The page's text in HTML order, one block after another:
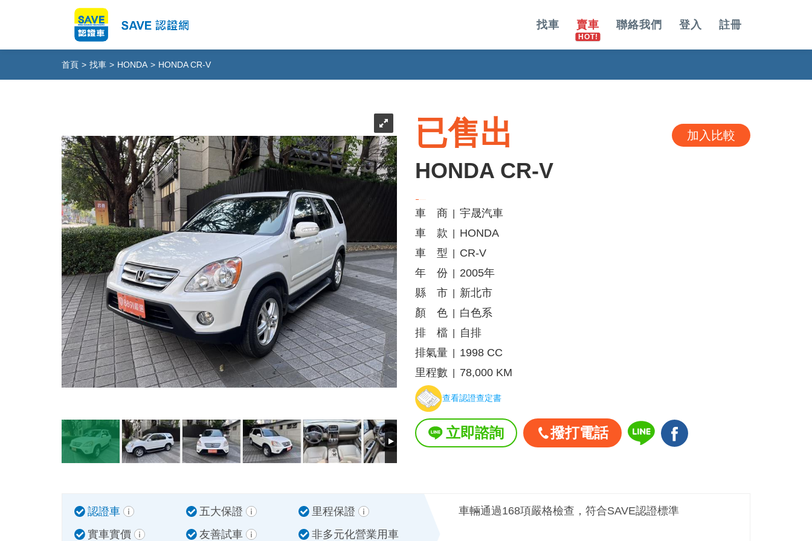
找車 賣車 聯絡我們 登入 註冊
首頁 > 找車 > HONDA > HONDA CR-V
已售出 加入比較
HONDA CR-V
車 商
宇晟汽車
車 款
HONDA
車 型
CR-V
年 份
2005年
縣 市
新北市
顏 色
白色系
排 檔
自排
排氣量
1998 CC
里程數
78,000 KM
查看認證查定書
立即諮詢 撥打電話
認證車 五大保證
里程保證
實車實價
友善試車 非多元化營業用車
車輛通過168項嚴格檢查，符合SAVE認證標準